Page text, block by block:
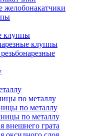
желобонакатчики
клуппы
клуппы
по металлу
по металлу
по металлу
внешнего грата